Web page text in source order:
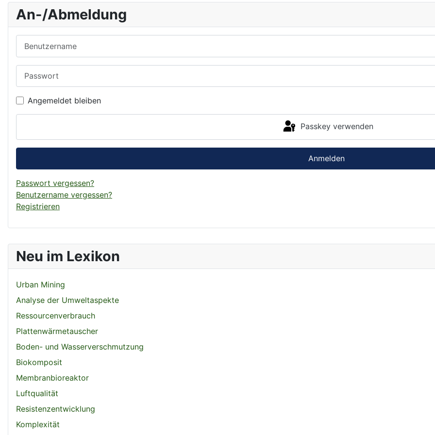
Neu im Lexikon
Urban Mining
Analyse der Umweltaspekte
Ressourcenverbrauch
Plattenwärmetauscher
Boden- und Wasserverschmutzung
Biokomposit
Membranbioreaktor
Luftqualität
Resistenzentwicklung
Komplexität
An-/Abmeldung
Angemeldet bleiben
Passkey verwenden
Anmelden
Passwort vergessen?
Benutzername vergessen?
Registrieren